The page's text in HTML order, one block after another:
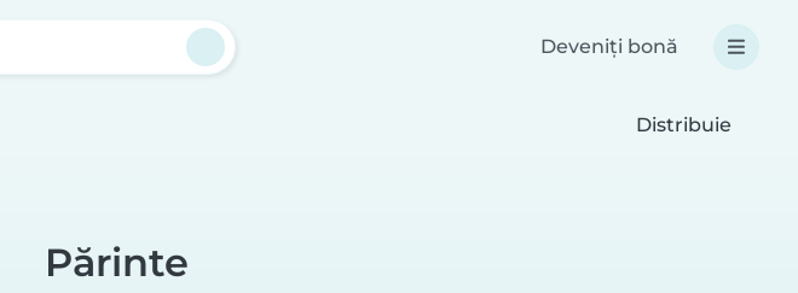
Deveniți bonă
Distribuie
Părinte